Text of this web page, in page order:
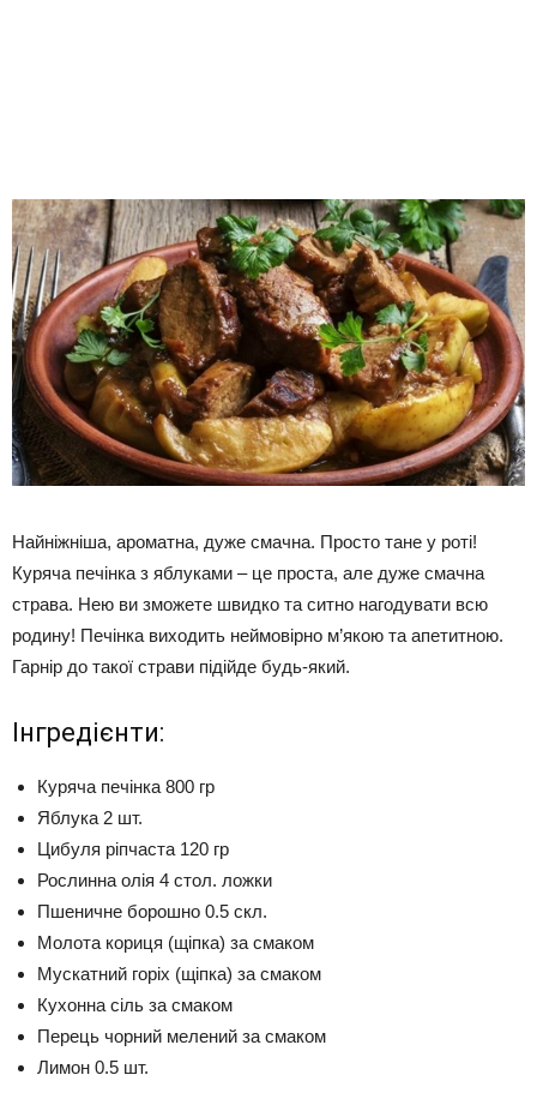
Найніжніша, ароматна, дуже смачна. Просто тане у роті!
Куряча печінка з яблуками – це проста, але дуже смачна
страва. Нею ви зможете швидко та ситно нагодувати всю
родину! Печінка виходить неймовірно м’якою та апетитною.
Гарнір до такої страви підійде будь-який.
Інгредієнти:
Куряча печінка 800 гр
Яблука 2 шт.
Цибуля ріпчаста 120 гр
Рослинна олія 4 стол. ложки
Пшеничне борошно 0.5 скл.
Молота кориця (щіпка) за смаком
Мускатний горіх (щіпка) за смаком
Кухонна сіль за смаком
Перець чорний мелений за смаком
Лимон 0.5 шт.